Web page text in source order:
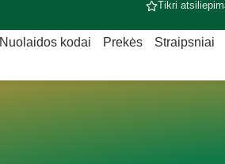
Tikri
Nuolaidos kodai Prekės Straipsniai